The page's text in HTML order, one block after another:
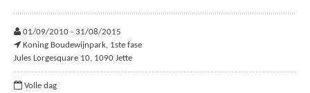
01/09/2010 - 31/08/2015
Koning Boudewijnpark, 1ste fase
Jules Lorgesquare 10, 1090 Jette
Volle dag